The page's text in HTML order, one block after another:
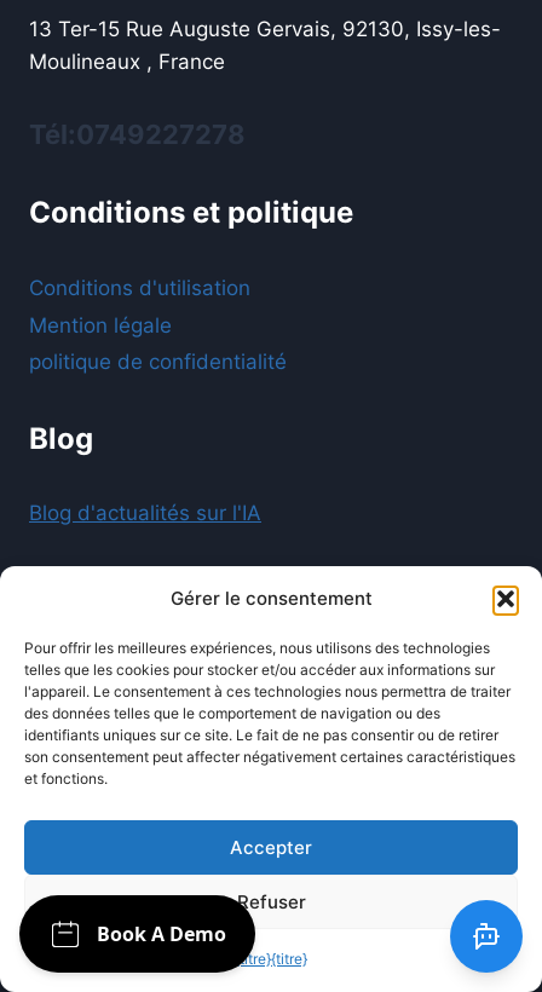
Gérer le consentement
Pour offrir les meilleures expériences, nous utilisons des technologies
telles que les cookies pour stocker et/ou accéder aux informations sur
l'appareil. Le consentement à ces technologies nous permettra de traiter
des données telles que le comportement de navigation ou des
identifiants uniques sur ce site. Le fait de ne pas consentir ou de retirer
son consentement peut affecter négativement certaines caractéristiques
et fonctions.
Accepter
Refuser
{titre}{titre}
13 Ter-15 Rue Auguste Gervais, 92130, Issy-les-
Moulineaux , France
Tél:0749227278
Conditions et politique
Conditions d'utilisation
Mention légale
politique de confidentialité
Blog
Blog d'actualités sur l'IA
© 2026 Ollabot - Agence d'automatisation par IA
et créateur de chatbots propulsé par
Innotech
Informatique